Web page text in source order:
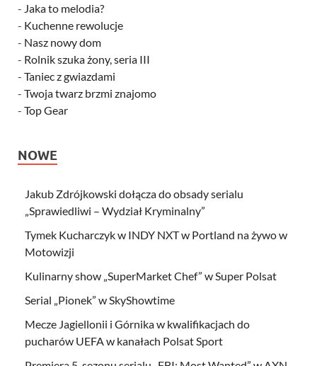
- Jaka to melodia?
- Kuchenne rewolucje
- Nasz nowy dom
- Rolnik szuka żony, seria III
- Taniec z gwiazdami
- Twoja twarz brzmi znajomo
- Top Gear
NOWE
Jakub Zdrójkowski dołącza do obsady serialu
„Sprawiedliwi – Wydział Kryminalny”
Tymek Kucharczyk w INDY NXT w Portland na żywo w
Motowizji
Kulinarny show „SuperMarket Chef” w Super Polsat
Serial „Pionek” w SkyShowtime
Mecze Jagiellonii i Górnika w kwalifikacjach do
pucharów UEFA w kanałach Polsat Sport